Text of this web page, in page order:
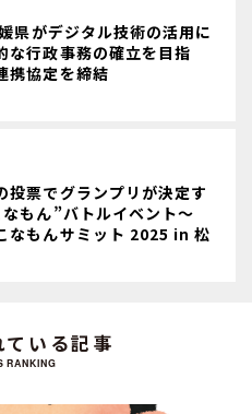
県がデジタル技術の活用に
な行政事務の確立を目指
携協定を締結
投票でグランプリが決定す
もん”バトルイベント～
なもんサミット 2025 in 松
ている記事
RANKING